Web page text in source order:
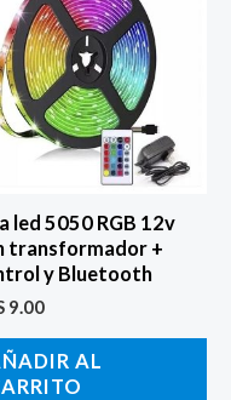
led 5050 RGB 12v
transformador +
y Bluetooth
9.00
AL